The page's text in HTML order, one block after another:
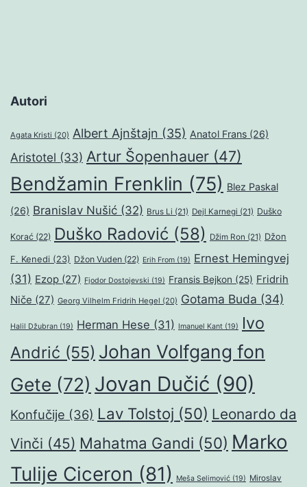
Autori
Agata Kristi (20) Albert Ajnštajn (35) Anatol Frans (26)
Aristotel (33) Artur Šopenhauer (47)
Bendžamin Frenklin (75) Blez Paskal
(26) Branislav Nušić (32) Brus Li (21) Dejl Karnegi (21) Duško
Korać (22) Duško Radović (58) Džim Ron (21) Džon
F. Kenedi (23) Džon Vuden (22) Erih From (19) Ernest Hemingvej
(31) Ezop (27) Fjodor Dostojevski (19) Fransis Bejkon (25) Fridrih
Niče (27) Georg Vilhelm Fridrih Hegel (20) Gotama Buda (34)
Halil Džubran (19) Herman Hese (31) Imanuel Kant (19)
Ivo
Andrić (55) Johan Volfgang fon
Gete (72) Jovan Dučić (90)
Konfučije (36) Lav Tolstoj (50) Leonardo da
Vinči (45) Mahatma Gandi (50) Marko
Tulije Ciceron (81) Meša Selimović (19) Miroslav